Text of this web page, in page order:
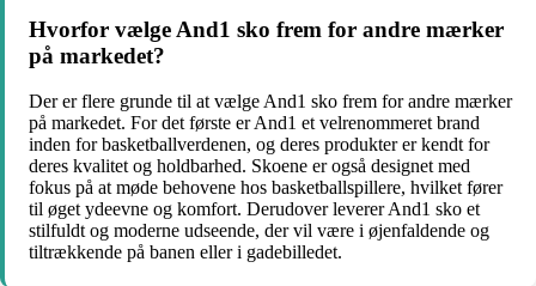
Hvorfor vælge And1 sko frem for andre mærker
på markedet?
Der er flere grunde til at vælge And1 sko frem for andre mærker
på markedet. For det første er And1 et velrenommeret brand
inden for basketballverdenen, og deres produkter er kendt for
deres kvalitet og holdbarhed. Skoene er også designet med
fokus på at møde behovene hos basketballspillere, hvilket fører
til øget ydeevne og komfort. Derudover leverer And1 sko et
stilfuldt og moderne udseende, der vil være i øjenfaldende og
tiltrækkende på banen eller i gadebilledet.